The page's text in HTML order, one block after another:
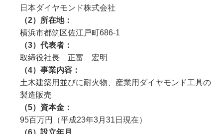
日本ダイヤモンド株式会社
（2）所在地
横浜市都筑区佐江戸町686-1
（3）代表者
取締役社長 正富 宏明
（4）事業内容
土木建築用並びに耐火物、産業用ダイヤモンド工具の
製造販売
（5）資本金
95百万円（平成23年3月31日現在）
（6）設立年月